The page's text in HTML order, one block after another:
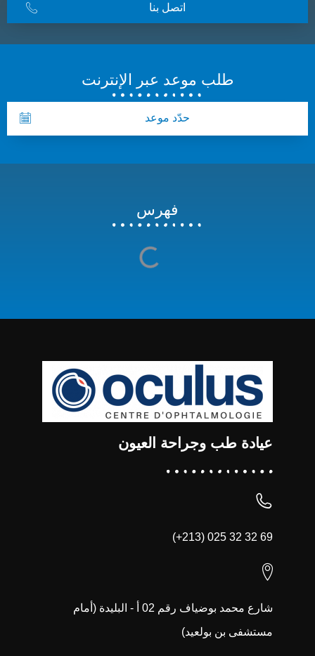
اتصل بنا
طلب موعد عبر الإنترنت
حدّد موعد
فهرس
عيادة طب وجراحة العيون
(+213) 025 32 32 69
شارع محمد بوضياف رقم 02 أ - البليدة (أمام
مستشفى بن بولعيد)